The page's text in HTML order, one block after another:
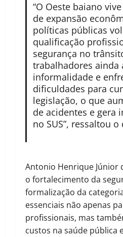
“O Oeste baiano
de expansão
políticas públicas
qualificação
segurança no
trabalhadores ainda
informalidade e
dificuldades para
legislação, o que
de acidentes e gera
no SUS”, ressaltou
Antonio Henrique Júnior
o fortalecimento da
formalização da
essenciais não apenas
profissionais, mas
custos na saúde pública